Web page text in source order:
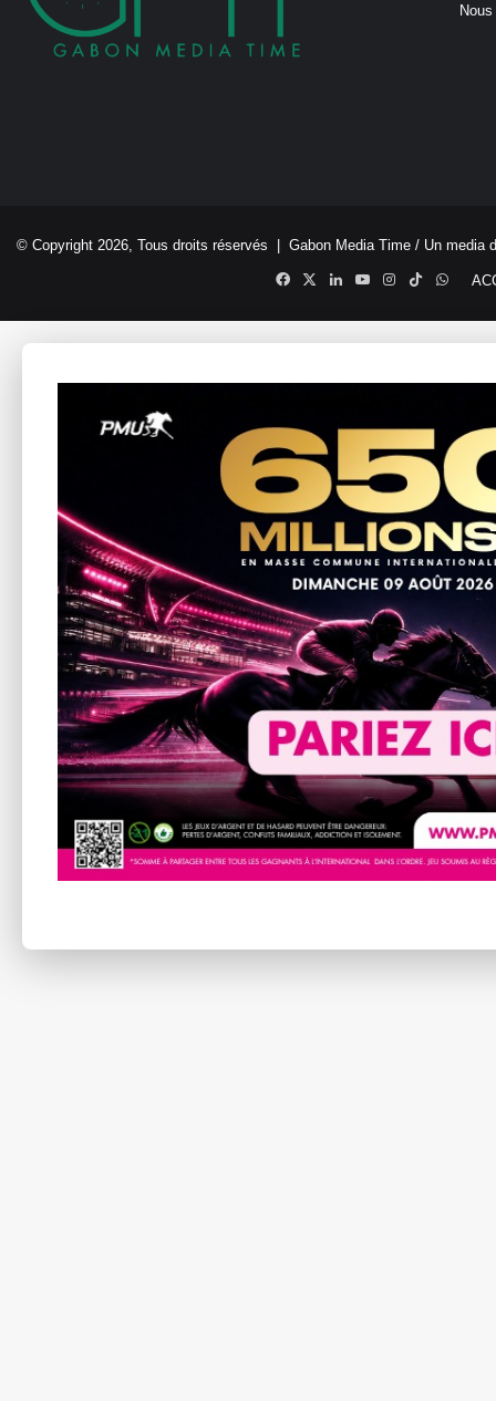
© Copyright 2026, Tous droits réservés | Gabon Media Time / Un media
Facebook
X LinkedinYouTubeInstagram
TikTok